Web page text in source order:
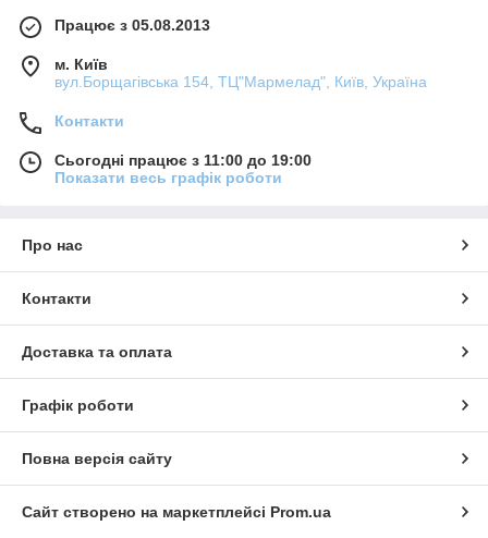
Працює з 05.08.2013
м. Київ
вул.Борщагівська 154, ТЦ"Мармелад", Київ, Україна
Контакти
Сьогодні працює з 11:00 до 19:00
Показати весь графік роботи
Про нас
Контакти
Доставка та оплата
Графік роботи
Повна версія сайту
Сайт створено на маркетплейсі Prom.ua